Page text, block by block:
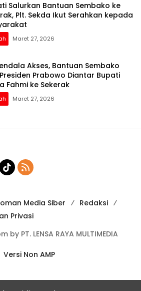
Salurkan Bantuan Sembako ke
Plt. Sekda Ikut Serahkan kepada
Maret 27, 2026
Akses, Bantuan Sembako
Prabowo Diantar Bupati
Fahmi ke Sekerak
Maret 27, 2026
Media Siber
Redaksi
Privasi
PT. LENSA RAYA MULTIMEDIA
Versi Non AMP